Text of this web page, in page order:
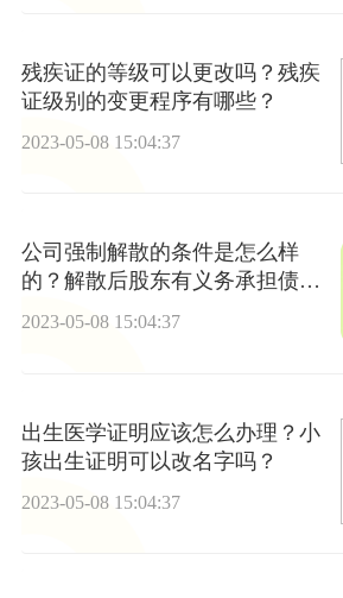
残疾证的等级可以更改吗？残疾
证级别的变更程序有哪些？
2023-05-08 15:04:37
公司强制解散的条件是怎么样
的？解散后股东有义务承担债务
吗？
2023-05-08 15:04:37
出生医学证明应该怎么办理？小
孩出生证明可以改名字吗？
2023-05-08 15:04:37